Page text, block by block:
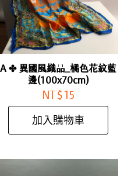
A ✤ 異國風織品_橘色花紋藍
邊(100x70cm)
NT$ 15
加入購物車